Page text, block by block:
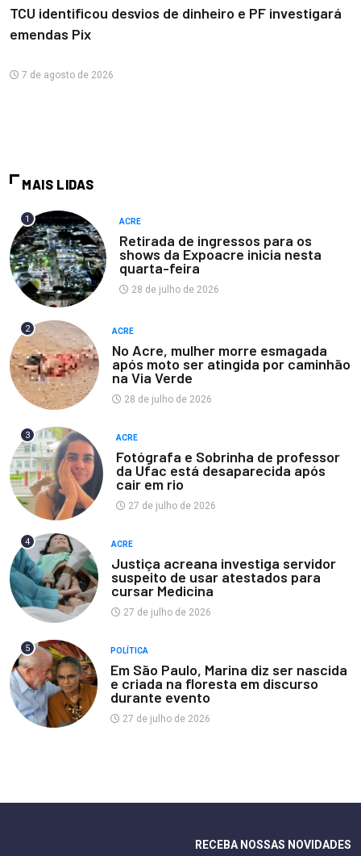
TCU identificou desvios de dinheiro e PF investigará
emendas Pix
7 de agosto de 2026
MAIS LIDAS
1 ACRE
Retirada de ingressos para os
shows da Expoacre inicia nesta
quarta-feira
28 de julho de 2026
2 ACRE
No Acre, mulher morre esmagada
após moto ser atingida por caminhão
na Via Verde
28 de julho de 2026
3 ACRE
Fotógrafa e Sobrinha de professor
da Ufac está desaparecida após
cair em rio
27 de julho de 2026
4 ACRE
Justiça acreana investiga servidor
suspeito de usar atestados para
cursar Medicina
27 de julho de 2026
5 POLÍTICA
Em São Paulo, Marina diz ser nascida
e criada na floresta em discurso
durante evento
27 de julho de 2026
RECEBA NOSSAS NOVIDADES